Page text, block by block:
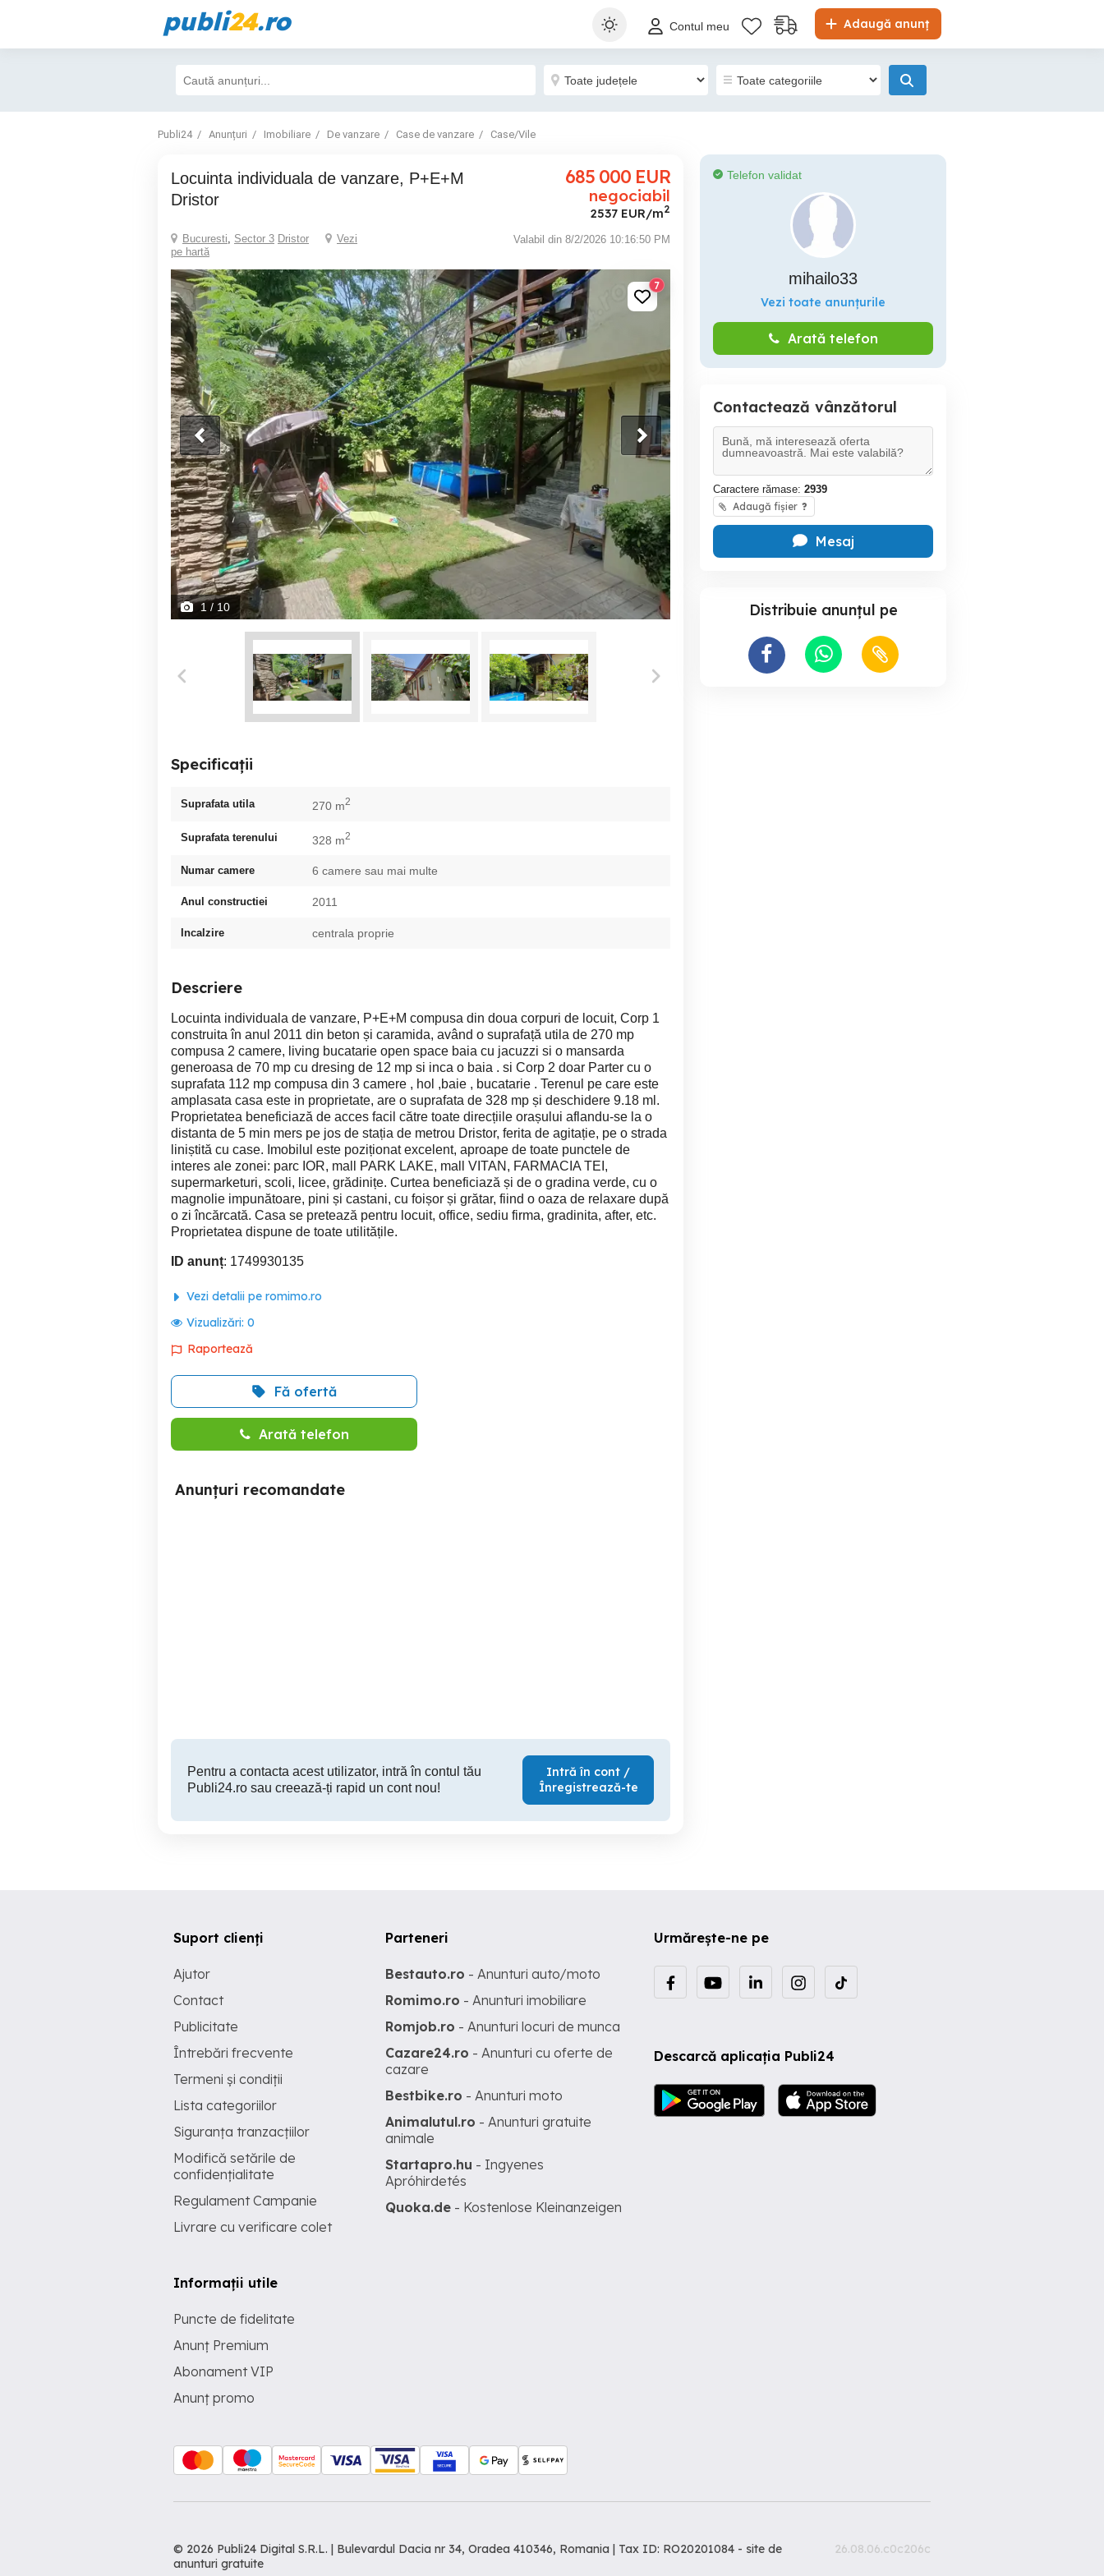
publi24.ro Adaugă anunț
Contul meu
Publi24 Anunțuri Imobiliare De vanzare Case de vanzare Case/Vile
Locuinta individuala de vanzare, P+E+M
Dristor
685 000 EUR
negociabil
2537 EUR/m2
Bucuresti, Sector 3 Dristor
Vezi
pe hartă
Valabil din 8/2/2026 10:16:50 PM
7
1 / 10
Specificații
Suprafata utila 270 m2
Suprafata terenului 328 m2
Numar camere 6 camere sau mai multe
Anul constructiei 2011
Incalzire centrala proprie
Descriere
Locuinta individuala de vanzare, P+E+M compusa din doua corpuri de locuit, Corp 1
construita în anul 2011 din beton și caramida, având o suprafață utila de 270 mp
compusa 2 camere, living bucatarie open space baia cu jacuzzi si o mansarda
generoasa de 70 mp cu dresing de 12 mp si inca o baia . si Corp 2 doar Parter cu o
suprafata 112 mp compusa din 3 camere , hol ,baie , bucatarie . Terenul pe care este
amplasata casa este in proprietate, are o suprafata de 328 mp și deschidere 9.18 ml.
Proprietatea beneficiază de acces facil către toate direcțiile orașului aflandu-se la o
distanta de 5 min mers pe jos de stația de metrou Dristor, ferita de agitație, pe o strada
liniștită cu case. Imobilul este poziționat excelent, aproape de toate punctele de
interes ale zonei: parc IOR, mall PARK LAKE, mall VITAN, FARMACIA TEI,
supermarketuri, scoli, licee, grădinițe. Curtea beneficiază și de o gradina verde, cu o
magnolie impunătoare, pini și castani, cu foișor și grătar, fiind o oaza de relaxare după
o zi încărcată. Casa se pretează pentru locuit, office, sediu firma, gradinita, after, etc.
Proprietatea dispune de toate utilitățile.
ID anunț: 1749930135
Vezi detalii pe romimo.ro
Vizualizări: 0
Raportează
Fă ofertă
Arată telefon
Anunțuri recomandate
Pentru a contacta acest utilizator, intră în contul tău
Publi24.ro sau creează-ți rapid un cont nou!
Intră în cont /
Înregistrează-te
Telefon validat
mihailo33
Vezi toate anunțurile
Arată telefon
Contactează vânzătorul
Caractere rămase: 2939
Adaugă fișier ?
Mesaj
Distribuie anunțul pe
Urmărește-ne pe
Descarcă aplicația Publi24
Suport clienți
Ajutor
Contact
Publicitate
Întrebări frecvente
Termeni și condiții
Lista categoriilor
Siguranța tranzacțiilor
Modifică setările de
confidențialitate
Regulament Campanie
Livrare cu verificare colet
Informații utile
Puncte de fidelitate
Anunț Premium
Abonament VIP
Anunț promo
Parteneri
Bestauto.ro - Anunturi auto/moto
Romimo.ro - Anunturi imobiliare
Romjob.ro - Anunturi locuri de munca
Cazare24.ro - Anunturi cu oferte de
cazare
Bestbike.ro - Anunturi moto
Animalutul.ro - Anunturi gratuite
animale
Startapro.hu - Ingyenes
Apróhirdetés
Quoka.de - Kostenlose Kleinanzeigen
© 2026 Publi24 Digital S.R.L. | Bulevardul Dacia nr 34, Oradea 410346, Romania | Tax ID: RO20201084 - site de
anunturi gratuite
26.08.06.c0c206c